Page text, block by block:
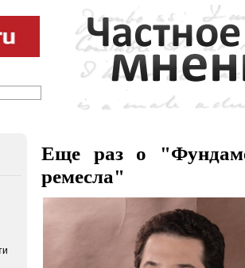
Еще раз о
ремесла"